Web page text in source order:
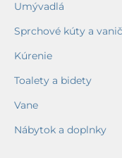
Umývadlá
Sprchové kúty a
Kúrenie
Toalety a bidety
Vane
Nábytok a doplnky